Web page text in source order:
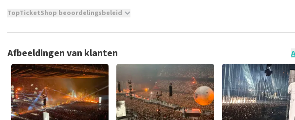
TopTicketShop beoordelingsbeleid
TopTicketShop verzamelt reviews van echte klanten. Het is niet mogelijk om een
weken duren voordat een review wordt geplaatst.
Afbeeldingen van klanten